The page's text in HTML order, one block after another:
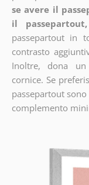
se avere il
il
passepartout in
contrasto
Inoltre, dona
cornice. Se
passepartout
complemento